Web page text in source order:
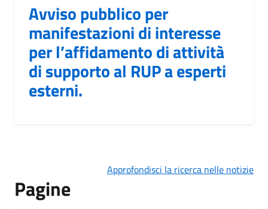
Avviso pubblico per
manifestazioni di interesse
per l’affidamento di attività
di supporto al RUP a esperti
esterni.
Approfondisci la ricerca nelle notizie
Pagine